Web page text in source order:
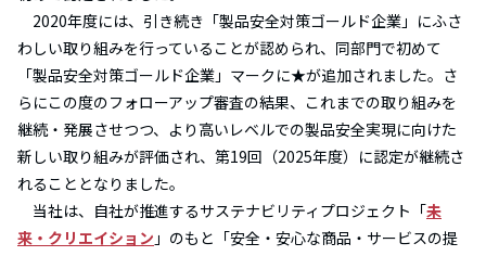
2020年度には、引き続き「製品安全対策ゴールド企業」にふさ
わしい取り組みを行っていることが認められ、同部門で初めて
「製品安全対策ゴールド企業」マークに★が追加されました。さ
らにこの度のフォローアップ審査の結果、これまでの取り組みを
継続・発展させつつ、より高いレベルでの製品安全実現に向けた
新しい取り組みが評価され、第19回（2025年度）に認定が継続さ
れることとなりました。
当社は、自社が推進するサステナビリティプロジェクト「未
来・クリエイション 」のもと「安全・安心な商品・サービスの提